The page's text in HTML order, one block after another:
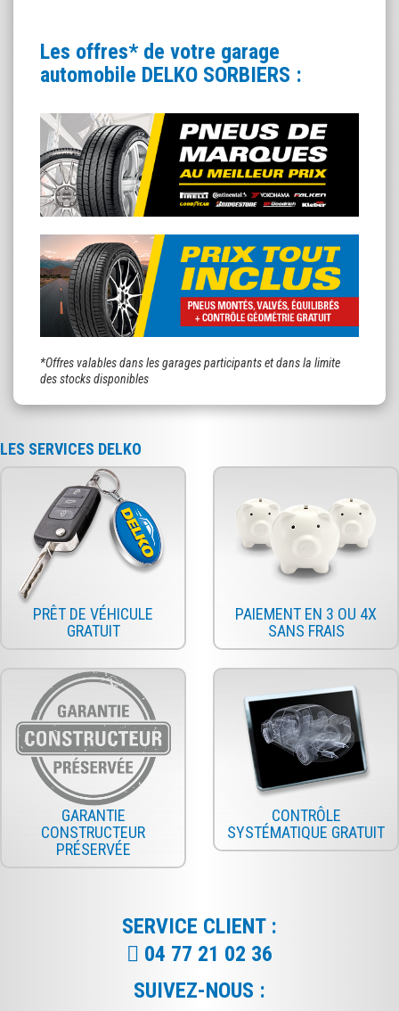
Les offres* de votre garage
automobile DELKO SORBIERS :
*Offres valables dans les garages participants et dans la limite
des stocks disponibles
LES SERVICES DELKO
PRÊT DE VÉHICULE
GRATUIT
PAIEMENT EN 3 OU 4X
SANS FRAIS
GARANTIE
CONSTRUCTEUR
PRÉSERVÉE
CONTRÔLE
SYSTÉMATIQUE GRATUIT
SERVICE CLIENT :
04 77 21 02 36
SUIVEZ-NOUS :